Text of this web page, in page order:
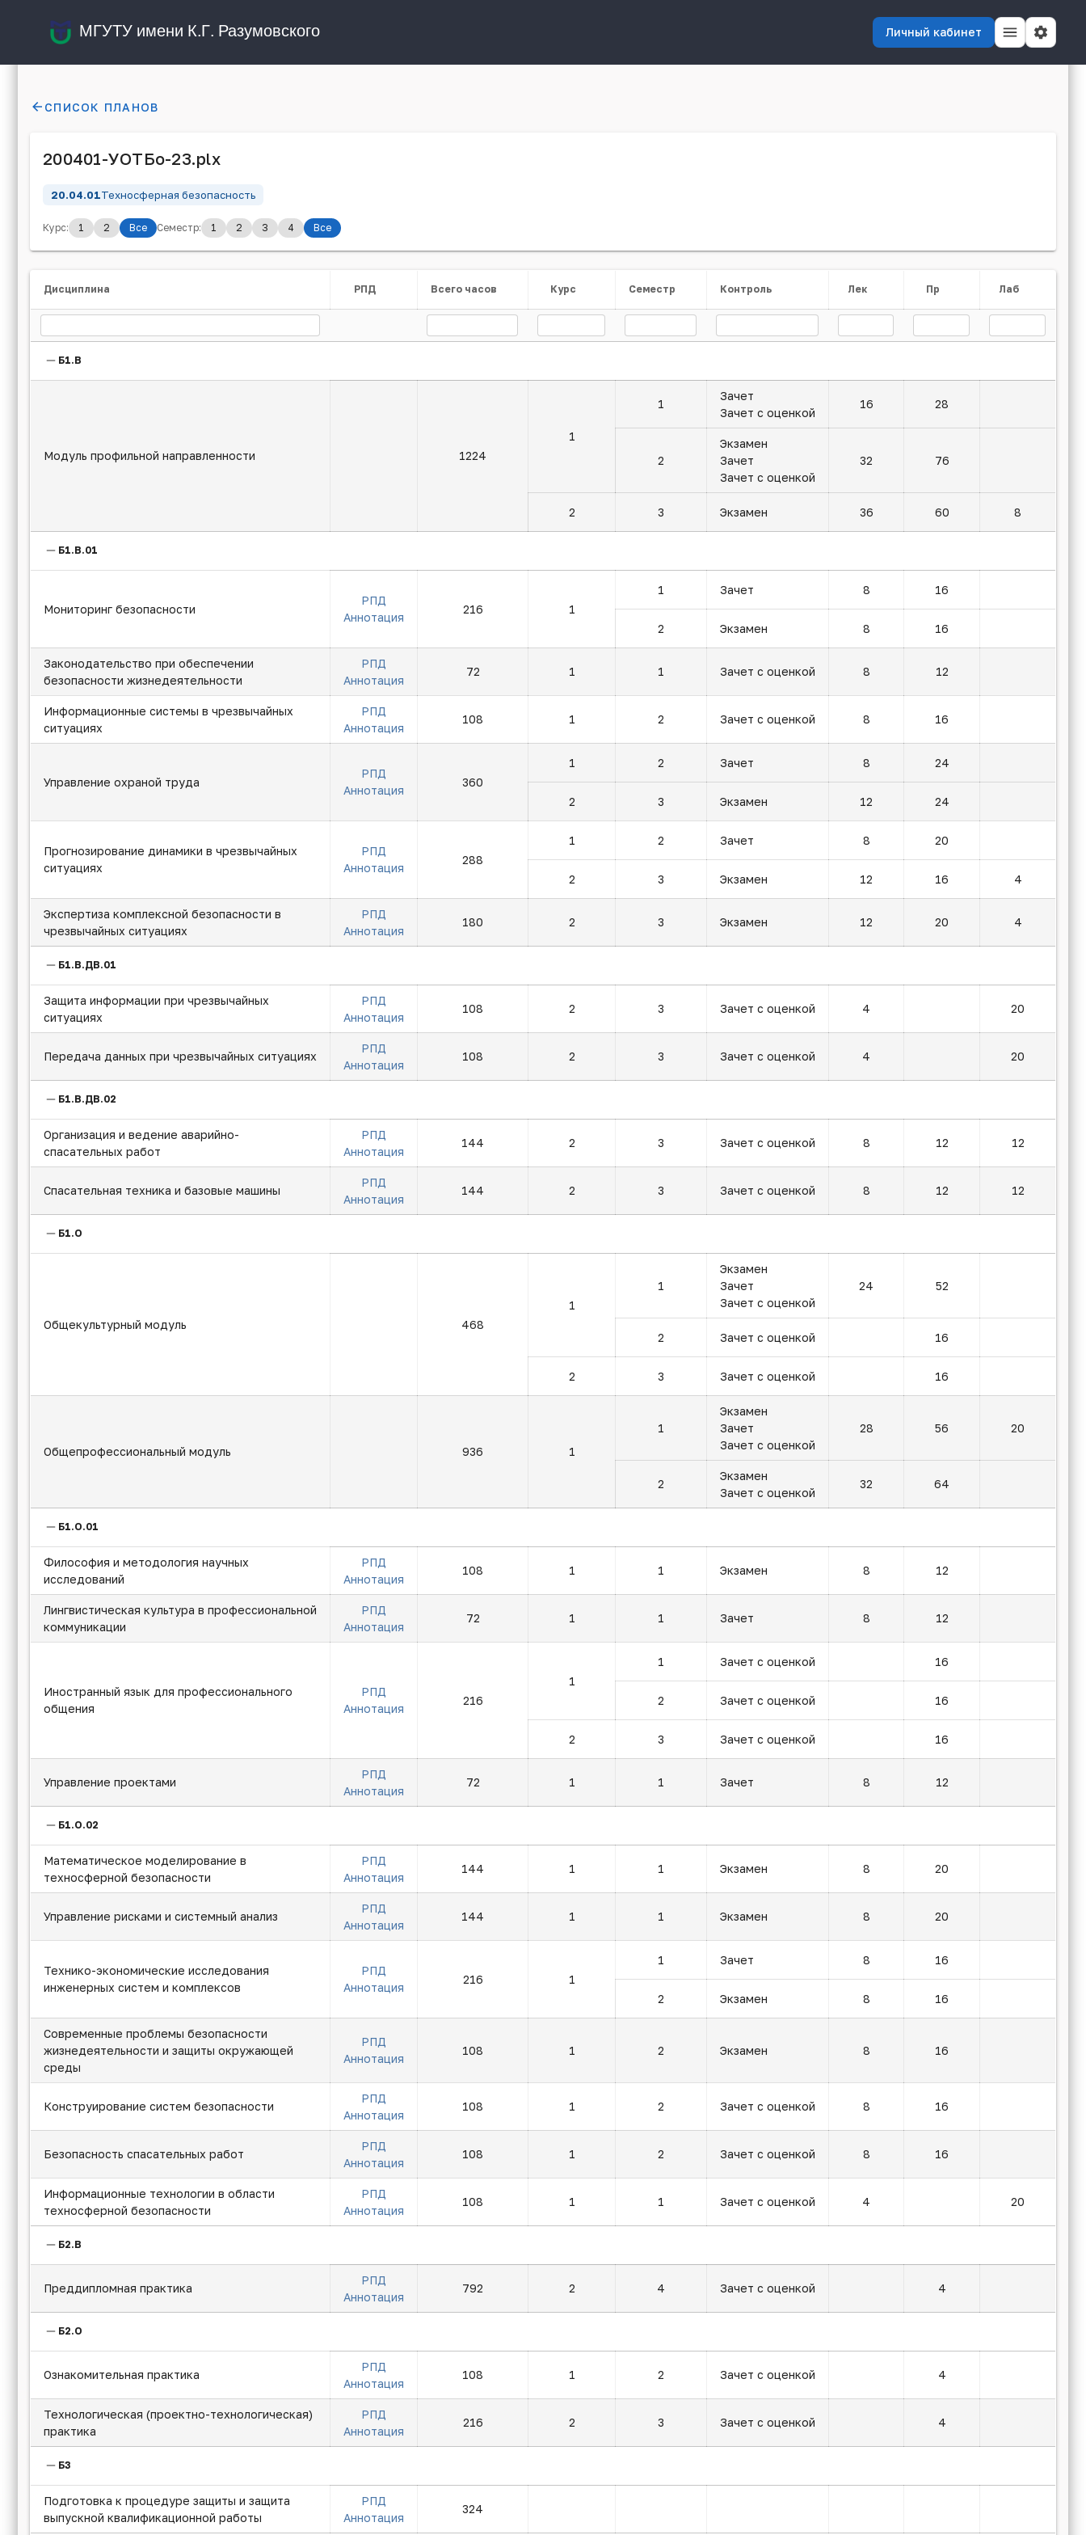
МГУТУ имени К.Г. Разумовского Личный кабинет
СПИСОК ПЛАНОВ
200401-УОТБо-23.plx
20.04.01Техносферная безопасность
Курс: 1 2 Все Семестр: 1 2 3 4 Все
Дисциплина РПД Всего часов Курс Семестр Контроль Лек Пр Лаб
Б1.В
Модуль профильной направленности 1224
1
1
Зачет
Зачет с оценкой
16 28
2
Экзамен
Зачет
Зачет с оценкой
32 76
2 3 Экзамен 36 60 8
Б1.В.01
Мониторинг безопасности
РПД
Аннотация
216 1
1 Зачет 8 16
2 Экзамен 8 16
Законодательство при обеспечении
безопасности жизнедеятельности
РПД
Аннотация
72 1 1 Зачет с оценкой 8 12
Информационные системы в чрезвычайных
ситуациях
РПД
Аннотация
108 1 2 Зачет с оценкой 8 16
Управление охраной труда
РПД
Аннотация
360
1 2 Зачет 8 24
2 3 Экзамен 12 24
Прогнозирование динамики в чрезвычайных
ситуациях
РПД
Аннотация
288
1 2 Зачет 8 20
2 3 Экзамен 12 16 4
Экспертиза комплексной безопасности в
чрезвычайных ситуациях
РПД
Аннотация
180 2 3 Экзамен 12 20 4
Б1.В.ДВ.01
Защита информации при чрезвычайных
ситуациях
РПД
Аннотация
108 2 3 Зачет с оценкой 4 20
Передача данных при чрезвычайных ситуациях
РПД
Аннотация
108 2 3 Зачет с оценкой 4 20
Б1.В.ДВ.02
Организация и ведение аварийно-
спасательных работ
РПД
Аннотация
144 2 3 Зачет с оценкой 8 12 12
Спасательная техника и базовые машины
РПД
Аннотация
144 2 3 Зачет с оценкой 8 12 12
Б1.О
Общекультурный модуль 468
1
1
Экзамен
Зачет
Зачет с оценкой
24 52
2 Зачет с оценкой 16
2 3 Зачет с оценкой 16
Общепрофессиональный модуль 936 1
1
Экзамен
Зачет
Зачет с оценкой
28 56 20
2
Экзамен
Зачет с оценкой
32 64
Б1.О.01
Философия и методология научных
исследований
РПД
Аннотация
108 1 1 Экзамен 8 12
Лингвистическая культура в профессиональной
коммуникации
РПД
Аннотация
72 1 1 Зачет 8 12
Иностранный язык для профессионального
общения
РПД
Аннотация
216
1
1 Зачет с оценкой 16
2 Зачет с оценкой 16
2 3 Зачет с оценкой 16
Управление проектами
РПД
Аннотация
72 1 1 Зачет 8 12
Б1.О.02
Математическое моделирование в
техносферной безопасности
РПД
Аннотация
144 1 1 Экзамен 8 20
Управление рисками и системный анализ
РПД
Аннотация
144 1 1 Экзамен 8 20
Технико-экономические исследования
инженерных систем и комплексов
РПД
Аннотация
216 1
1 Зачет 8 16
2 Экзамен 8 16
Современные проблемы безопасности
жизнедеятельности и защиты окружающей
среды
РПД
Аннотация
108 1 2 Экзамен 8 16
Конструирование систем безопасности
РПД
Аннотация
108 1 2 Зачет с оценкой 8 16
Безопасность спасательных работ
РПД
Аннотация
108 1 2 Зачет с оценкой 8 16
Информационные технологии в области
техносферной безопасности
РПД
Аннотация
108 1 1 Зачет с оценкой 4 20
Б2.В
Преддипломная практика
РПД
Аннотация
792 2 4 Зачет с оценкой 4
Б2.О
Ознакомительная практика
РПД
Аннотация
108 1 2 Зачет с оценкой 4
Технологическая (проектно-технологическая)
практика
РПД
Аннотация
216 2 3 Зачет с оценкой 4
Б3
Подготовка к процедуре защиты и защита
выпускной квалификационной работы
РПД
Аннотация
324